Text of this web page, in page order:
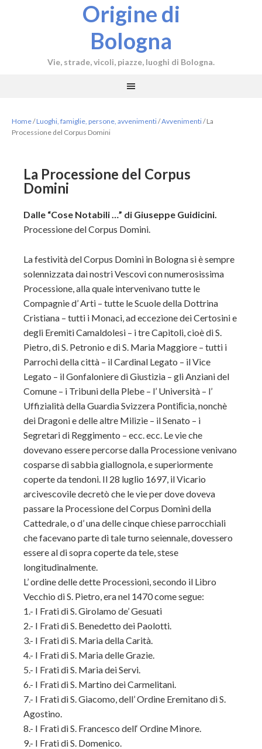
Origine di
Bologna
Vie, strade, vicoli, piazze, luoghi di Bologna.
Home/Luoghi, famiglie, persone, avvenimenti/Avvenimenti/La
Processione del Corpus Domini
La Processione del Corpus
Domini
Dalle “Cose Notabili …” di Giuseppe Guidicini.
Processione del Corpus Domini.
La festività del Corpus Domini in Bologna si è sempre
solennizzata dai nostri Vescovi con numerosissima
Processione, alla quale intervenivano tutte le
Compagnie d’ Arti – tutte le Scuole della Dottrina
Cristiana – tutti i Monaci, ad eccezione dei Certosini e
degli Eremiti Camaldolesi – i tre Capitoli, cioè di S.
Pietro, di S. Petronio e di S. Maria Maggiore – tutti i
Parrochi della città – il Cardinal Legato – il Vice
Legato – il Gonfaloniere di Giustizia – gli Anziani del
Comune – i Tribuni della Plebe – l’ Università – l’
Uffizialità della Guardia Svizzera Pontiﬁcia, nonchè
dei Dragoni e delle altre Milizie – il Senato – i
Segretari di Reggimento – ecc. ecc. Le vie che
dovevano essere percorse dalla Processione venivano
cosparse di sabbia giallognola, e superiormente
coperte da tendoni. Il 28 luglio 1697, il Vicario
arcivescovile decretò che le vie per dove doveva
passare la Processione del Corpus Domini della
Cattedrale, o d’ una delle cinque chiese parrocchiali
che facevano parte di tale turno seiennale, dovessero
essere al di sopra coperte da tele, stese
longitudinalmente.
L’ ordine delle dette Processioni, secondo il Libro
Vecchio di S. Pietro, era nel 1470 come segue:
1.- I Frati di S. Girolamo de’ Gesuati
2.- I Frati di S. Benedetto dei Paolotti.
3.- I Frati di S. Maria della Carità.
4.- I Frati di S. Maria delle Grazie.
5.- I Frati di S. Maria dei Servi.
6.- I Frati di S. Martino dei Carmelitani.
7.- I Frati di S. Giacomo, dell’ Ordine Eremitano di S.
Agostino.
8.- I Frati di S. Francesco dell‘ Ordine Minore.
9.- I Frati di S. Domenico.